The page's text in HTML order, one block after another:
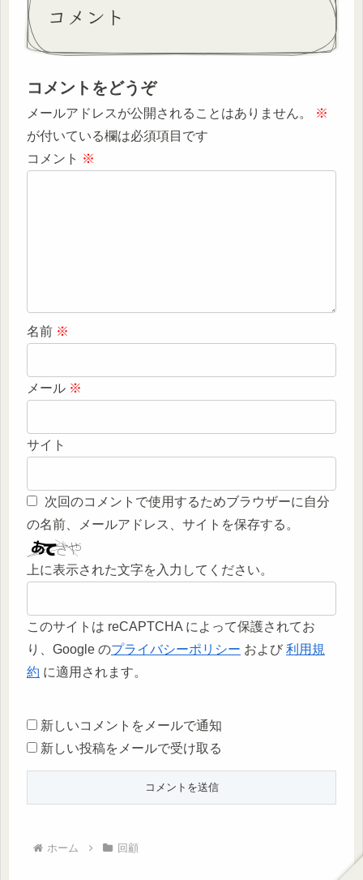
コメント
コメントをどうぞ
メールアドレスが公開されることはありません。
※
が付いている欄は必須項目です
コメント ※
名前 ※
メール ※
サイト
次回のコメントで使用するためブラウザーに自分
の名前、メールアドレス、サイトを保存する。
上に表示された文字を入力してください。
このサイトは reCAPTCHA によって保護されてお
り、Google のプライバシーポリシー および 利用規
約 に適用されます。
新しいコメントをメールで通知
新しい投稿をメールで受け取る
ホーム 回顧